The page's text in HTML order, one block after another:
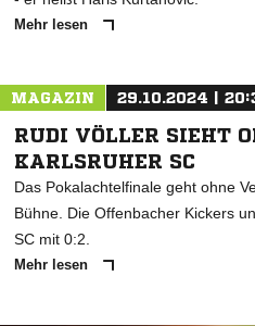
Mehr lesen
MAGAZIN 29.10.2024 |
RUDI VÖLLER SIEHT
KARLSRUHER SC
Das Pokalachtelfinale geht ohne
Bühne. Die Offenbacher Kickers
SC mit 0:2.
Mehr lesen